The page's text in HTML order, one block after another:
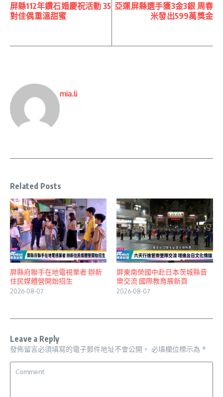
屏縣112年鑽石婚慶祝活動 35
對佳偶重溫甜蜜
亞運屏縣選手獲3金3銀 周春
米發出599萬獎金
mia.li
Related Posts
屏縣府聯手在地電視業者 辦新
住民媒體營開始招生
2026-08-07
屏東南榮國中赴日本茨城縣音
樂交流 國際教育展新頁
2026-08-07
Leave a Reply
發佈留言必須填寫的電子郵件地址不會公開。 必填欄位標示為 *